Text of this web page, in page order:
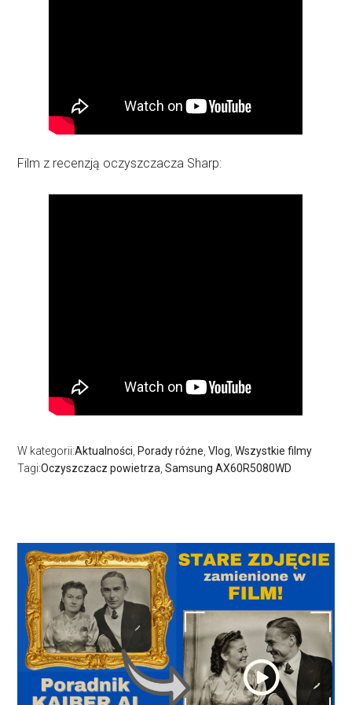
Film z recenzją oczyszczacza Sharp:
W kategorii:Aktualności Porady różne ,Vlog ,Wszystkie filmy
Tagi:Oczyszczacz powietrza ,Samsung AX60R5080WD
Pierwszy
panel
boczny